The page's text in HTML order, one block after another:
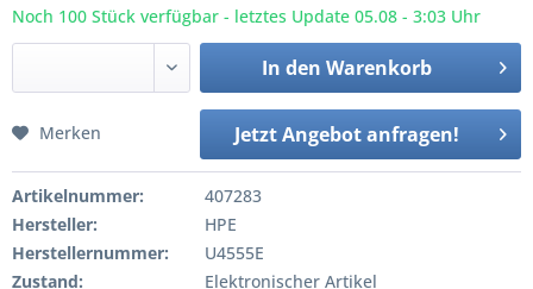
Noch 100 Stück verfügbar - letztes Update 05.08 - 3:03 Uhr
In den Warenkorb
Jetzt Angebot anfragen!
Merken
Artikelnummer:
407283
Hersteller:
HPE
Herstellernummer:
U4555E
Zustand:
Elektronischer Artikel